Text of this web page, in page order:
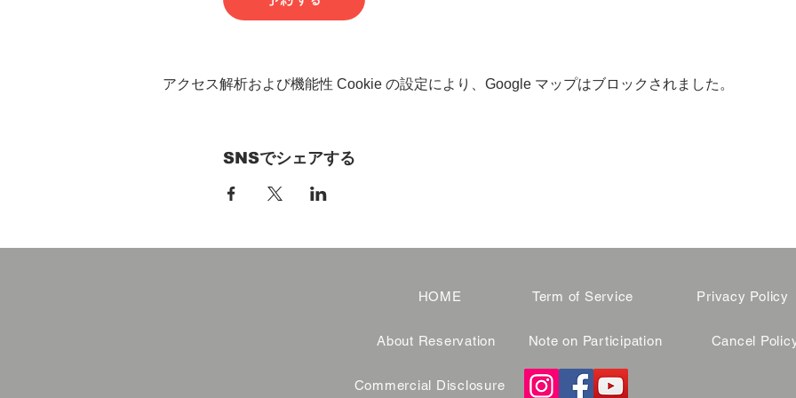
アクセス解析および機能性 Cookie の設定により、Google マップはブロックされました。
SNSでシェアする
HOME
About Reservation
Term of Service
Note on Participation
Privacy Policy
Cancel
Commercial Disclosure